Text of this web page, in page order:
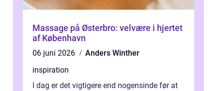
Massage på Østerbro: velvære i hjertet
af København
06 juni 2026
Anders Winther
inspiration
I dag er det vigtigere end nogensinde før at